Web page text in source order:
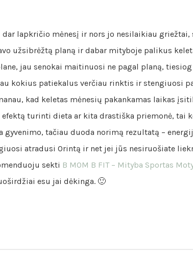
dar lapkričio mėnesį ir nors jo nesilaikiau
užsibrėžtą planą ir dabar mityboje palikus
jau senokai maitinuosi ne pagal planą,
kokius patiekalus verčiau rinktis ir stengiuosi
kad keletas mėnesių pakankamas laikas
turinti dieta ar kita drastiška priemonė, tai
gyvenimo, tačiau duoda norimą rezultatą –
atradusi Orintą ir net jei jūs nesiruošiate
sekti B MOM B FIT – Mityba Sportas
esu jai dėkinga. 🙂